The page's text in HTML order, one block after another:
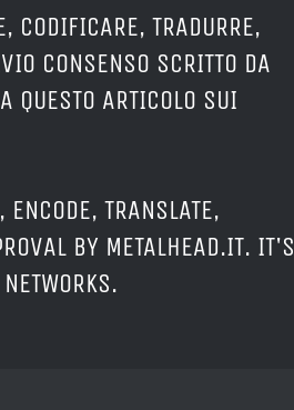
CODIFICARE, TRADURRE,
CONSENSO SCRITTO DA
QUESTO ARTICOLO SUI
TRANSLATE,
BY METALHEAD.IT. IT'S